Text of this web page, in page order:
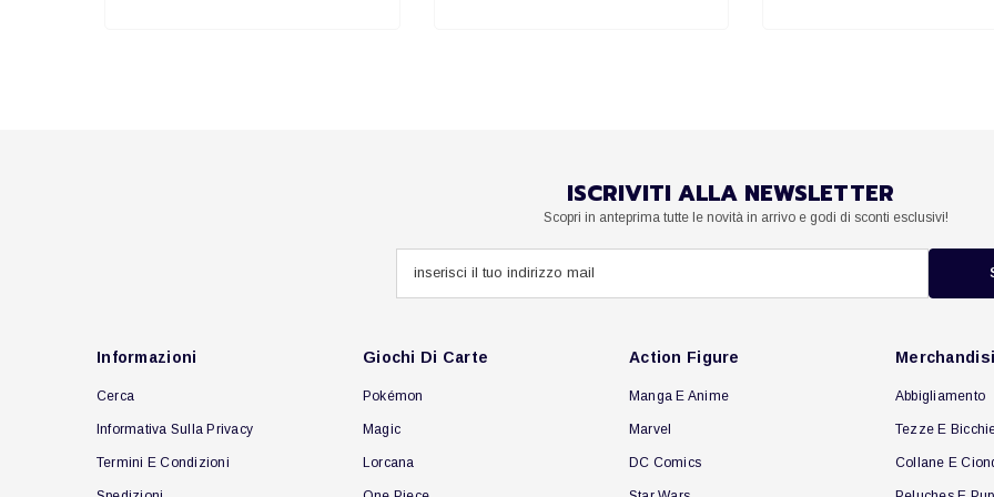
ISCRIVITI ALLA NEWSLETTER
Scopri in anteprima tutte le novità in arrivo e godi di sconti esclusivi!
Informazioni
Cerca
Informativa Sulla Privacy
Termini E Condizioni
Giochi Di Carte
Pokémon
Magic
Lorcana
Action Figure
Manga E Anime
Marvel
DC Comics
Abbigliamento
Tezze E
Collane E